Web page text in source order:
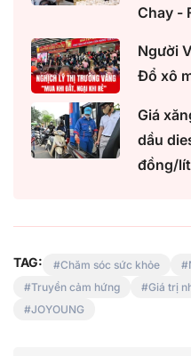
Chay -
Người
Đổ xô
Giá
dầu
đồng/lít
TAG: Chăm sóc sức khỏe
Truyền cảm hứng
Giá trị
JOYOUNG